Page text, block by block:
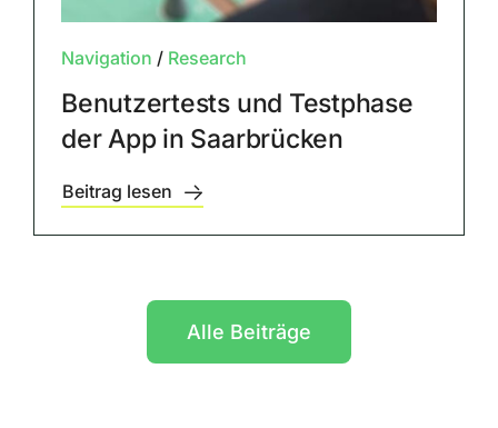
Navigation / Research
Benutzertests und Testphase
der App in Saarbrücken
Beitrag lesen
Alle Beiträge